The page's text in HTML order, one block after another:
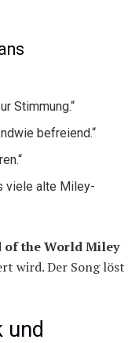
Stimmung.“
befreiend.“
viele alte Miley-
of the World Miley
wird. Der Song löst
und